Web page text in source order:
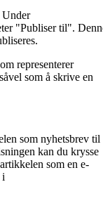
Under
"Publiser til".
representerer
som å skrive en
som nyhetsbrev til
kan du krysse
som en e-
i